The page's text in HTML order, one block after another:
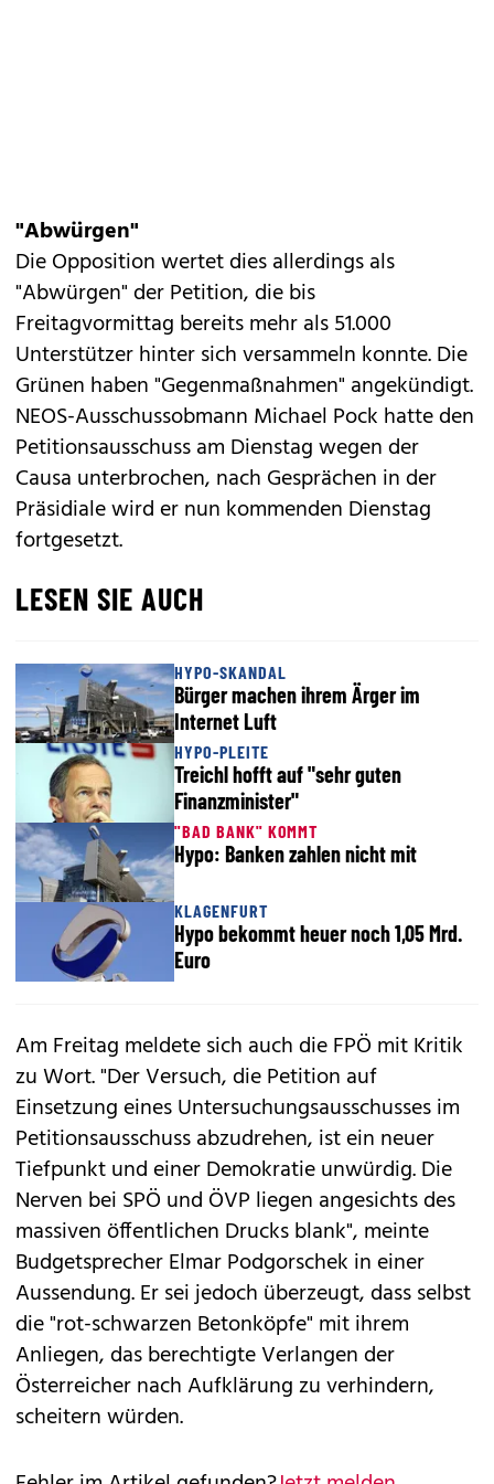
"Abwürgen"
Die Opposition wertet dies allerdings als
"Abwürgen" der Petition, die bis
Freitagvormittag bereits mehr als 51.000
Unterstützer hinter sich versammeln konnte. Die
Grünen haben "Gegenmaßnahmen" angekündigt.
NEOS-Ausschussobmann Michael Pock hatte den
Petitionsausschuss am Dienstag wegen der
Causa unterbrochen, nach Gesprächen in der
Präsidiale wird er nun kommenden Dienstag
fortgesetzt.
LESEN SIE AUCH
HYPO-SKANDAL
Bürger machen ihrem Ärger im
Internet Luft
HYPO-PLEITE
Treichl hofft auf "sehr guten
Finanzminister"
"BAD BANK" KOMMT
Hypo: Banken zahlen nicht mit
KLAGENFURT
Hypo bekommt heuer noch 1,05 Mrd.
Euro
Am Freitag meldete sich auch die FPÖ mit Kritik
zu Wort. "Der Versuch, die Petition auf
Einsetzung eines Untersuchungsausschusses im
Petitionsausschuss abzudrehen, ist ein neuer
Tiefpunkt und einer Demokratie unwürdig. Die
Nerven bei SPÖ und ÖVP liegen angesichts des
massiven öffentlichen Drucks blank", meinte
Budgetsprecher Elmar Podgorschek in einer
Aussendung. Er sei jedoch überzeugt, dass selbst
die "rot-schwarzen Betonköpfe" mit ihrem
Anliegen, das berechtigte Verlangen der
Österreicher nach Aufklärung zu verhindern,
scheitern würden.